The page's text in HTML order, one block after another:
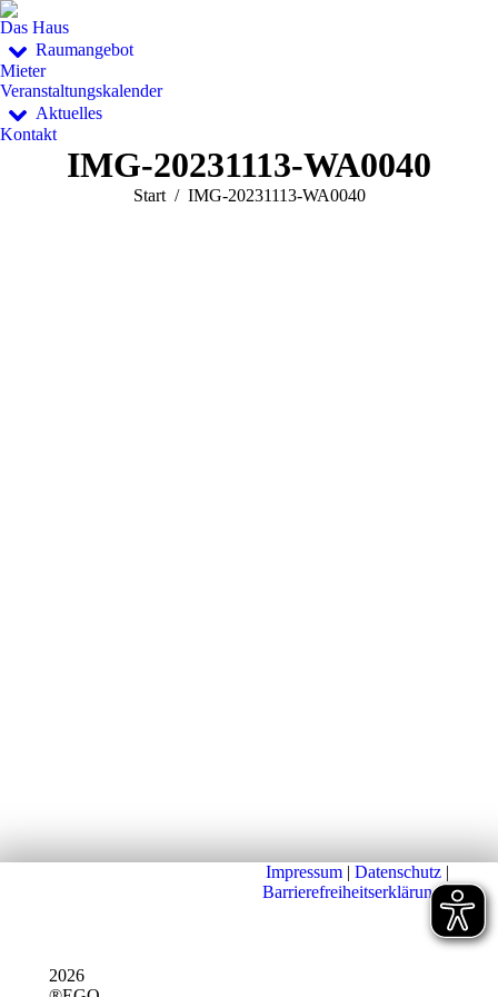
Das Haus
Raumangebot
Mieter
Veranstaltungskalender
Aktuelles
Kontakt
IMG-20231113-WA0040
Sie befinden sich hier:
Start IMG-20231113-WA0040
2026
Impressum | Datenschutz |
Barrierefreiheitserklärung|